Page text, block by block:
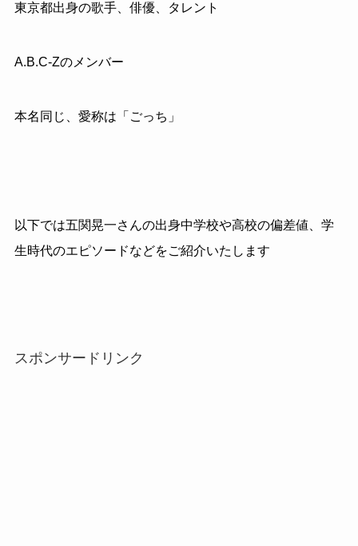
東京都出身の歌手、俳優、タレント
A.B.C‐Zのメンバー
本名同じ、愛称は「ごっち」
以下では五関晃一さんの出身中学校や高校の偏差値、学
生時代のエピソードなどをご紹介いたします
スポンサードリンク